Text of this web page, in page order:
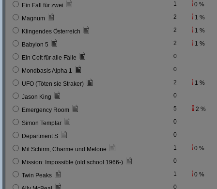
Ein Fall für zwei 1 0 %
Magnum 2 1 %
Klingendes Österreich 2 1 %
Babylon 5 2 1 %
Ein Colt für alle Fälle 0
Mondbasis Alpha 1 0
UFO (Töten sie Straker) 2 1 %
Jason King 0
Emergency Room 5 2 %
Simon Templar 0
Department S 0
Mit Schirm, Charme und Melone 1 0 %
Mission: Impossible (old school 1966-) 0
Twin Peaks 1 0 %
0